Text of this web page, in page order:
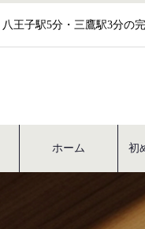
八王子駅5分・三鷹駅3分の
ホーム 初